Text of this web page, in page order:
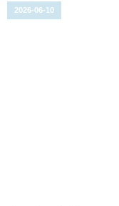
2026-06-10